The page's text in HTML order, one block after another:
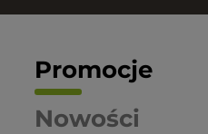
Promocje
Nowości